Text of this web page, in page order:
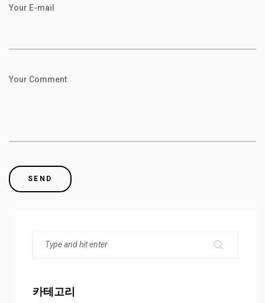
Your E-mail
Your Comment
카테고리